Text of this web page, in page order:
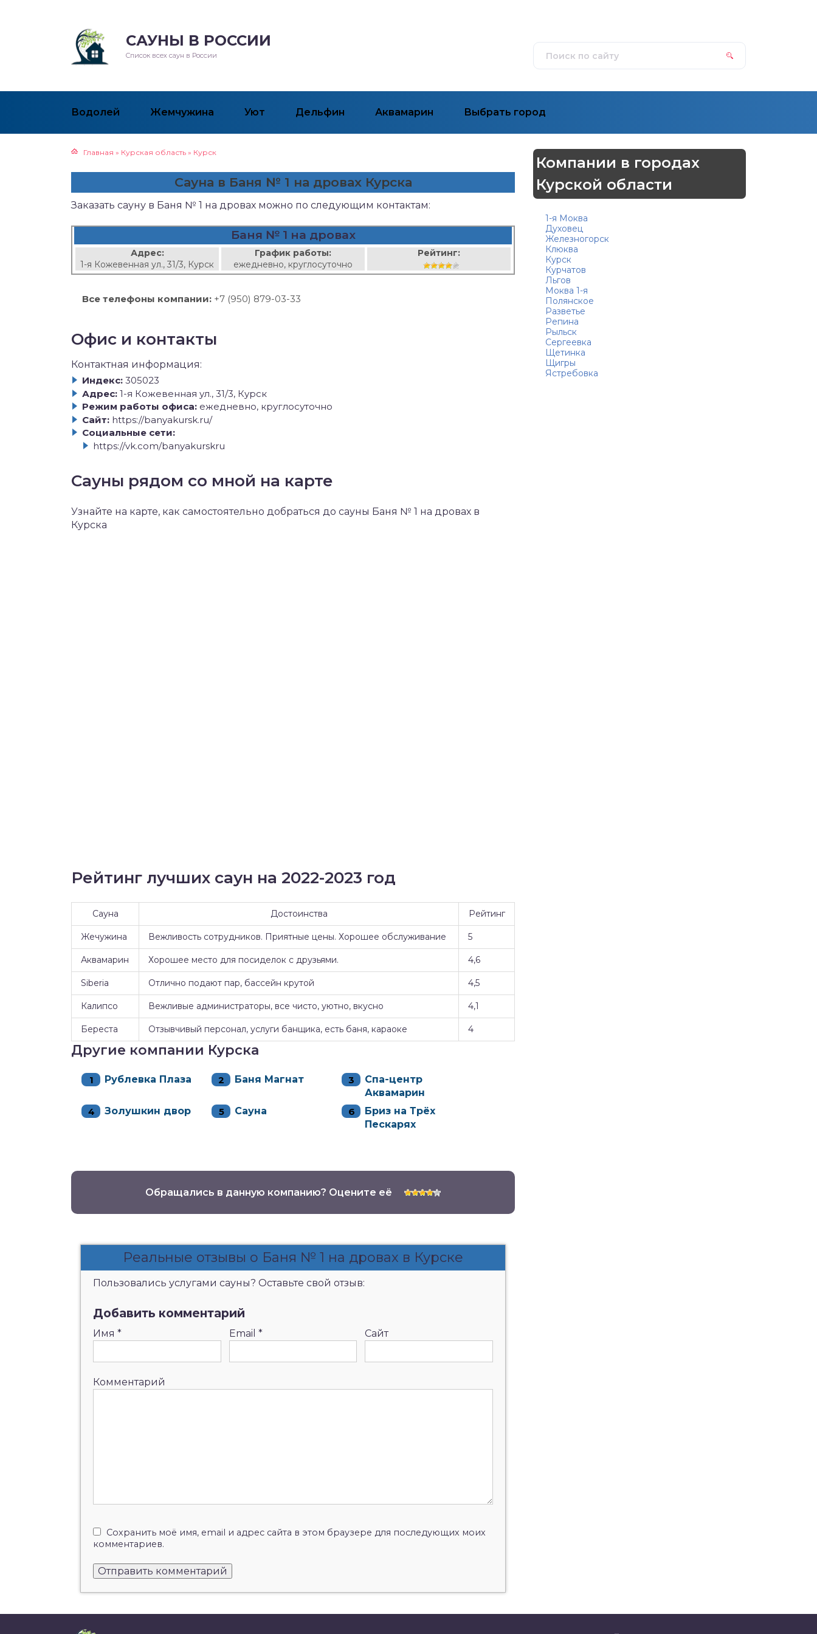
САУНЫ В РОССИИ
Список всех саун в России
Водолей Жемчужина Уют Дельфин Аквамарин Выбрать город
Главная » Курская область » Курск
Сауна в Баня № 1 на дровах Курска
Заказать сауну в Баня № 1 на дровах можно по следующим контактам:
Баня № 1 на дровах
Адрес:
1-я Кожевенная ул., 31/3, Курск
График работы:
ежедневно, круглосуточно
Рейтинг:
Все телефоны компании: +7 (950) 879-03-33
Офис и контакты
Контактная информация:
Индекс: 305023
Адрес: 1-я Кожевенная ул., 31/3, Курск
Режим работы офиса: ежедневно, круглосуточно
Сайт: https://banyakursk.ru/
Социальные сети:
https://vk.com/banyakurskru
Сауны рядом со мной на карте
Узнайте на карте, как самостоятельно добраться до сауны Баня № 1 на дровах в
Курска
Рейтинг лучших саун на 2022-2023 год
Сауна Достоинства Рейтинг
Жечужина Вежливость сотрудников. Приятные цены. Хорошее обслуживание 5
Аквамарин Хорошее место для посиделок с друзьями. 4,6
Siberia Отлично подают пар, бассейн крутой 4,5
Калипсо Вежливые администраторы, все чисто, уютно, вкусно 4,1
Береста Отзывчивый персонал, услуги банщика, есть баня, караоке 4
Другие компании Курска
Рублевка Плаза Баня Магнат
Спа-центр
Аквамарин
Золушкин двор
Сауна
Бриз на Трёх
Пескарях
Обращались в данную компанию? Оцените её
Реальные отзывы о Баня № 1 на дровах в Курске
Пользовались услугами сауны? Оставьте свой отзыв:
Добавить комментарий
Имя * Email * Сайт
Комментарий
Сохранить моё имя, email и адрес сайта в этом браузере для последующих моих
комментариев.
Компании в городах
Курской области
1-я Моква
Духовец
Железногорск
Клюква
Курск
Курчатов
Льгов
Моква 1-я
Полянское
Разветье
Репина
Рыльск
Сергеевка
Щетинка
Щигры
Ястребовка